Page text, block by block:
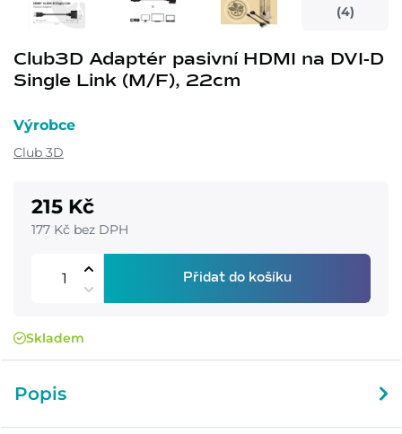
(4)
Club3D Adaptér pasivní HDMI na DVI-D
Single Link (M/F), 22cm
Výrobce
Club 3D
215 Kč
177 Kč bez DPH
Přidat do košíku
Skladem
Popis